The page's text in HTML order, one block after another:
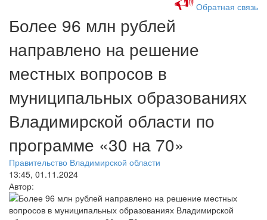
Обратная связь
Более 96 млн рублей
направлено на решение
местных вопросов в
муниципальных образованиях
Владимирской области по
программе «30 на 70»
Правительство Владимирской области
13:45, 01.11.2024
Автор: